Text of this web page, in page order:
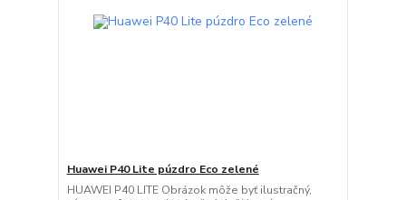
Huawei P40 Lite púzdro Eco zelené
HUAWEI P40 LITE Obrázok môže byť ilustračný,